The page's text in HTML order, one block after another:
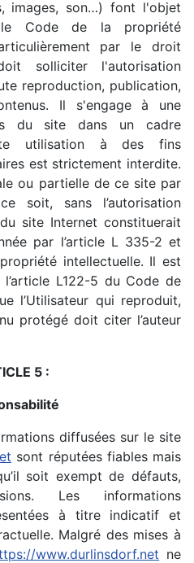
images, son…) font l'objet
Code de la propriété
par le droit
solliciter l'autorisation
reproduction, publication,
Il s'engage à une
du site dans un cadre
utilisation à des fins
est strictement interdite.
ou partielle de ce site par
soit, sans l’autorisation
site Internet constituerait
par l’article L 335-2 et
intellectuelle. Il est
L122-5 du Code de
l’Utilisateur qui reproduit,
protégé doit citer l’auteur
5 :
diffusées sur le site
sont réputées fiables mais
soit exempt de défauts,
Les informations
à titre indicatif et
Malgré des mises à
www.durlinsdorf.net ne